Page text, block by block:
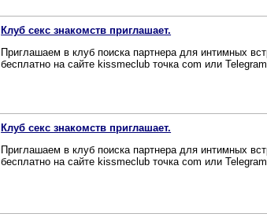
Клуб секс знакомств приглашает.
Приглашаем в клуб поиска партнера для интимных
бесплатно на сайте kissmeclub точка com или
Клуб секс знакомств приглашает.
Приглашаем в клуб поиска партнера для интимных
бесплатно на сайте kissmeclub точка com или